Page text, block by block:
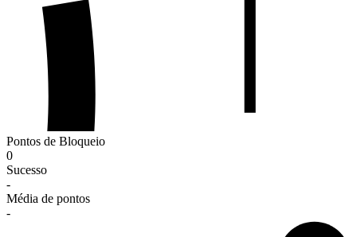
Pontos de Bloqueio
0
Sucesso
-
Média de pontos
-